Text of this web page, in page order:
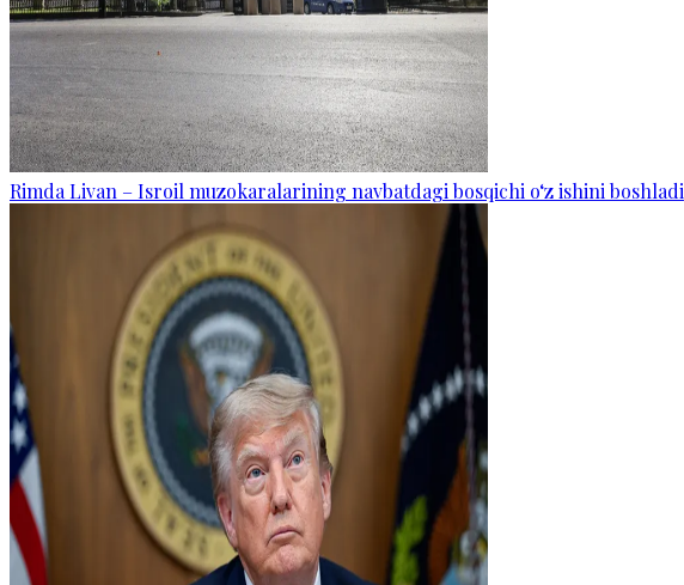
Rimda Livan – Isroil muzokaralarining navbatdagi bosqichi o‘z ishini boshladi